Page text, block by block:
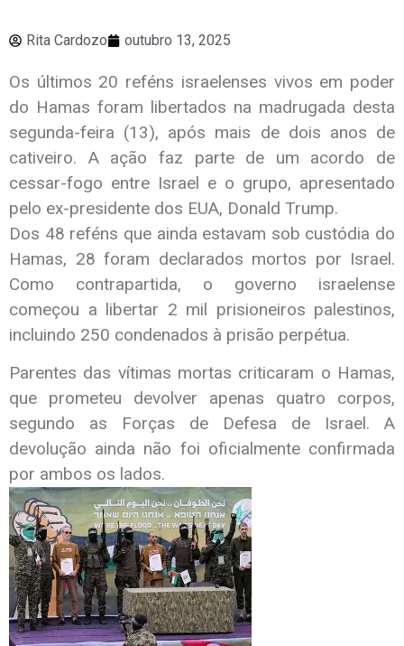
Rita Cardozo outubro 13, 2025
Os últimos 20 reféns israelenses vivos em poder
do Hamas foram libertados na madrugada desta
segunda-feira (13), após mais de dois anos de
cativeiro. A ação faz parte de um acordo de
cessar-fogo entre Israel e o grupo, apresentado
pelo ex-presidente dos EUA, Donald Trump.
Dos 48 reféns que ainda estavam sob custódia do
Hamas, 28 foram declarados mortos por Israel.
Como contrapartida, o governo israelense
começou a libertar 2 mil prisioneiros palestinos,
incluindo 250 condenados à prisão perpétua.
Parentes das vítimas mortas criticaram o Hamas,
que prometeu devolver apenas quatro corpos,
segundo as Forças de Defesa de Israel. A
devolução ainda não foi oficialmente confirmada
por ambos os lados.